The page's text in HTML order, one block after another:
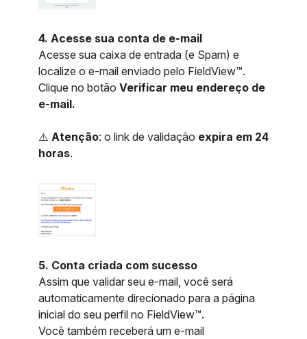
4. Acesse sua conta de e-mail
Acesse sua caixa de entrada (e Spam) e
localize o e-mail enviado pelo FieldView™.
Clique no botão Verificar meu endereço de
e-mail.
⚠️ Atenção: o link de validação expira em 24
horas.
5. Conta criada com sucesso
Assim que validar seu e-mail, você será
automaticamente direcionado para a página
inicial do seu perfil no FieldView™.
Você também receberá um e-mail